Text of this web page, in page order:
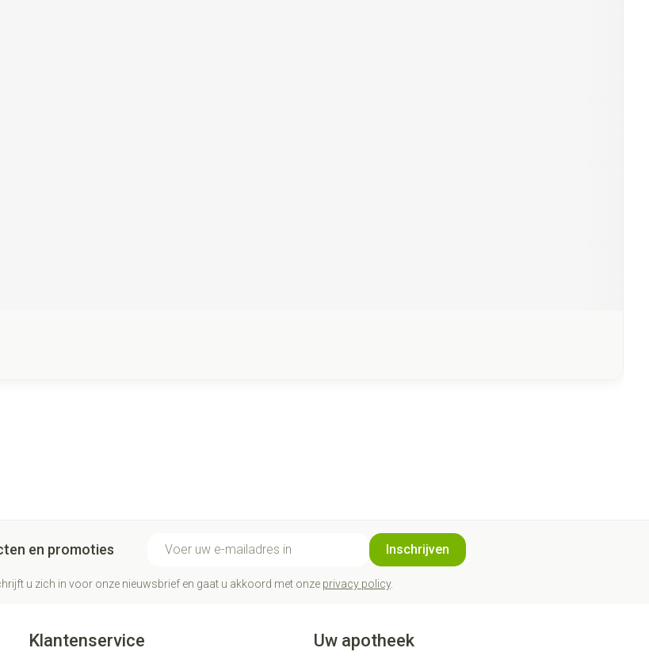
en promoties Inschrijven
u zich in voor onze nieuwsbrief en gaat u akkoord met onze privacy policy.
Klantenservice Uw apotheek